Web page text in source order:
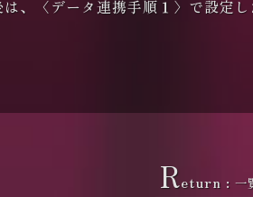
、〈データ連携手順１〉で設定
Return : 一